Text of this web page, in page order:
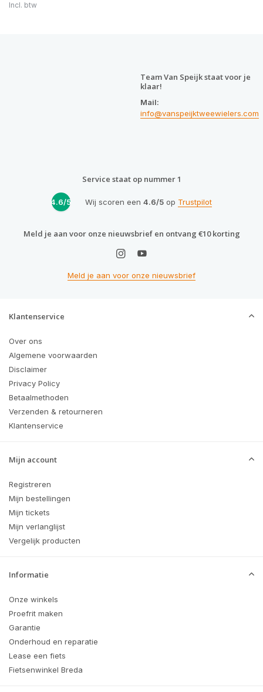
Incl. btw
Team Van Speijk staat voor je
klaar!
Mail:
info@vanspeijktweewielers.com
Service staat op nummer 1
4.6/5 Wij scoren een 4.6/5op Trustpilot
Meld je aan voor onze nieuwsbrief en ontvang €10 korting
Meld je aan voor onze nieuwsbrief
Klantenservice
Over ons
Algemene voorwaarden
Disclaimer
Privacy Policy
Betaalmethoden
Verzenden & retourneren
Klantenservice
Mijn account
Registreren
Mijn bestellingen
Mijn tickets
Mijn verlanglijst
Vergelijk producten
Informatie
Onze winkels
Proefrit maken
Garantie
Onderhoud en reparatie
Lease een fiets
Fietsenwinkel Breda